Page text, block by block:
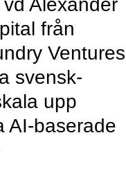
Alexander
från
Ventures
svensk-
upp
AI-baserade